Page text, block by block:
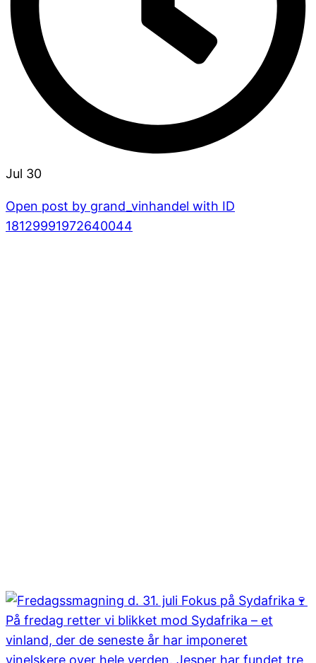
Jul 30
Open post by grand_vinhandel with ID
18129991972640044